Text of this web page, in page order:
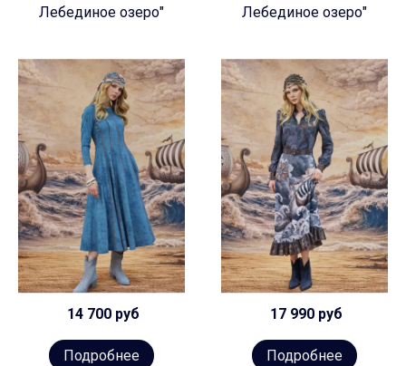
Лебединое озеро"
Лебединое озеро"
14 700 руб
Подробнее
17 990 руб
Подробнее